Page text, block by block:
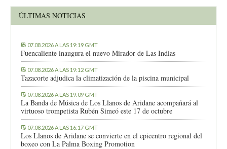
ÚLTIMAS NOTICIAS
07.08.2026 A LAS 19:19 GMT
Fuencaliente inaugura el nuevo Mirador de Las Indias
07.08.2026 A LAS 19:12 GMT
Tazacorte adjudica la climatización de la piscina municipal
07.08.2026 A LAS 19:09 GMT
La Banda de Música de Los Llanos de Aridane acompañará al
virtuoso trompetista Rubén Simeó este 17 de octubre
07.08.2026 A LAS 16:17 GMT
Los Llanos de Aridane se convierte en el epicentro regional del
boxeo con La Palma Boxing Promotion